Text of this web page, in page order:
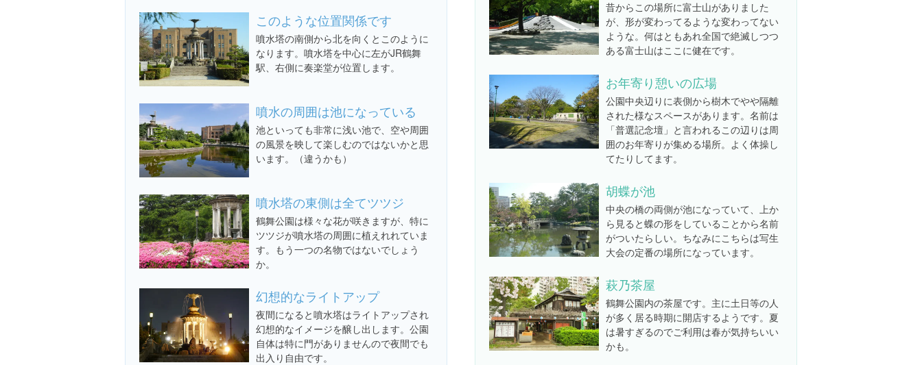
昔からこの場所に富士山がありました
が、形が変わってるような変わってない
ような。何はともあれ全国で絶滅しつつ
ある富士山はここに健在です。
お年寄り憩いの広場
公園中央辺りに表側から樹木でやや隔離
された様なスペースがあります。名前は
「普選記念壇」と言われるこの辺りは周
囲のお年寄りが集める場所。よく体操し
てたりしてます。
胡蝶が池
中央の橋の両側が池になっていて、上か
ら見ると蝶の形をしていることから名前
がついたらしい。ちなみにこちらは写生
大会の定番の場所になっています。
萩乃茶屋
鶴舞公園内の茶屋です。主に土日等の人
が多く居る時期に開店するようです。夏
は暑すぎるのでご利用は春が気持ちいい
かも。
このような位置関係です
噴水塔の南側から北を向くとこのように
なります。噴水塔を中心に左がJR鶴舞
駅、右側に奏楽堂が位置します。
噴水の周囲は池になっている
池といっても非常に浅い池で、空や周囲
の風景を映して楽しむのではないかと思
います。（違うかも）
噴水塔の東側は全てツツジ
鶴舞公園は様々な花が咲きますが、特に
ツツジが噴水塔の周囲に植えれれていま
す。もう一つの名物ではないでしょう
か。
幻想的なライトアップ
夜間になると噴水塔はライトアップされ
幻想的なイメージを醸し出します。公園
自体は特に門がありませんので夜間でも
出入り自由です。